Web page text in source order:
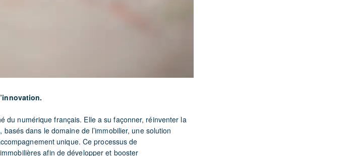
du numérique français. Elle a su façonner, réinventer la
dans le domaine de l’immobilier, une solution
unique. Ce processus de
afin de développer et booster